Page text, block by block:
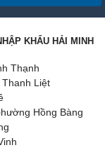
KHẨU HẢI MINH
Thạnh
Liệt
Hồng Bàng